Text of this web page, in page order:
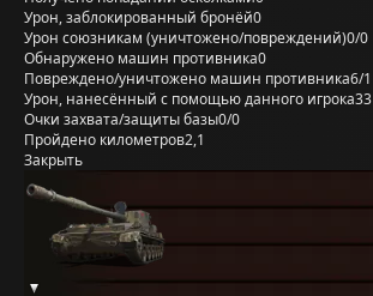
Урон, заблокированный бронёй0
Урон союзникам (уничтожено/повреждений)0/0
Обнаружено машин противника0
Повреждено/уничтожено машин противника6/1
Урон, нанесённый с помощью данного игрока33
Очки захвата/защиты базы0/0
Пройдено километров2,1
Закрыть